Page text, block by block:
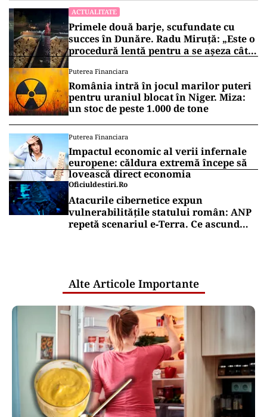
ACTUALITATE
Primele două barje, scufundate cu
succes în Dunăre. Radu Miruță: „Este o
procedură lentă pentru a se așeza cât
Puterea Financiara
România intră în jocul marilor puteri
pentru uraniul blocat în Niger. Miza:
un stoc de peste 1.000 de tone
Puterea Financiara
Impactul economic al verii infernale
europene: căldura extremă începe să
lovească direct economia
Oficiuldestiri.ro
Atacurile cibernetice expun
vulnerabilitățile statului român: ANP
repetă scenariul e‑Terra. Ce ascund
Alte Articole Importante